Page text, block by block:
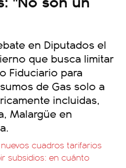
en Diputados el
que busca limitar
Fiduciario para
de Gas solo a
incluidas,
Malargüe en
cuadros tarifarios
subsidios: en cuánto